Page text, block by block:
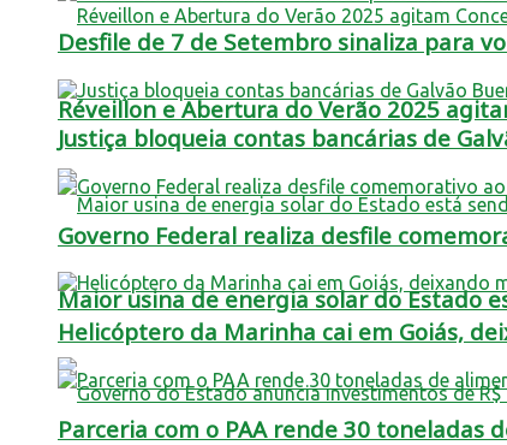
Réveillon e Abertura do Verão 2025
Maior usina de energia solar do Estado
Desfile de 7 de Setembro sinaliza para
Justiça bloqueia contas bancárias de
Governo Federal realiza desfile
Helicóptero da Marinha cai em Goiás,
Parceria com o PAA rende 30